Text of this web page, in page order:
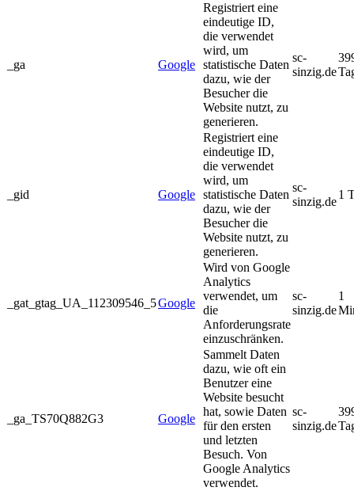
_ga Google
Registriert eine
eindeutige ID,
die verwendet
wird, um
statistische Daten
dazu, wie der
Besucher die
Website nutzt, zu
generieren.
sc-
sinzig.de
_gid Google
Registriert eine
eindeutige ID,
die verwendet
wird, um
statistische Daten
dazu, wie der
Besucher die
Website nutzt, zu
generieren.
sc-
sinzig.de
1
_gat_gtag_UA_112309546_5Google
Wird von Google
Analytics
verwendet, um
die
Anforderungsrate
einzuschränken.
sc-
sinzig.de
1
_ga_TS70Q882G3 Google
Sammelt Daten
dazu, wie oft ein
Benutzer eine
Website besucht
hat, sowie Daten
für den ersten
und letzten
Besuch. Von
Google Analytics
verwendet.
sc-
sinzig.de